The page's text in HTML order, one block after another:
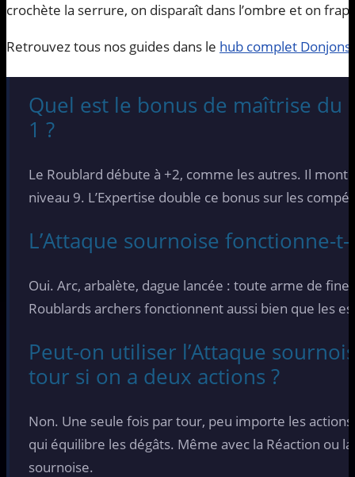
crochète la serrure, on disparaît dans l’ombre et on
Retrouvez tous nos guides dans le hub complet Donjons
Quel est le bonus de maîtrise du
1 ?
Le Roublard débute à +2, comme les autres. Il
niveau 9. L’Expertise double ce bonus sur les
L’Attaque sournoise fonctionne-
Oui. Arc, arbalète, dague lancée : toute arme de
Roublards archers fonctionnent aussi bien que les
Peut-on utiliser l’Attaque
tour si on a deux actions ?
Non. Une seule fois par tour, peu importe les
qui équilibre les dégâts. Même avec la Réaction ou
sournoise.